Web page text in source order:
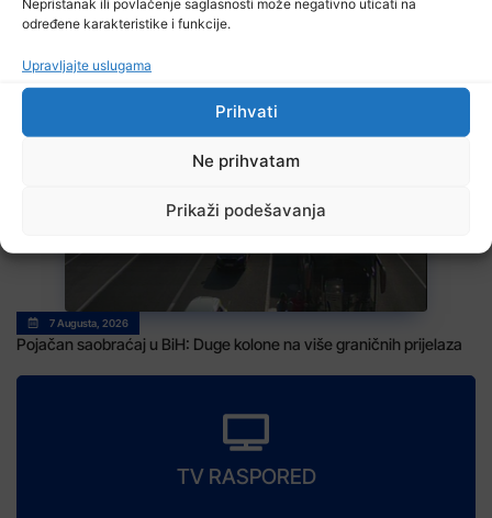
određene karakteristike i funkcije.
Upravljajte uslugama
Prihvati
Ne prihvatam
Prikaži podešavanja
Zenički rudari još uvijek u jami, poznato zdravstveno stanje
7 Augusta, 2026
Pojačan saobraćaj u BiH: Duge kolone na više graničnih prijelaza
TV RASPORED